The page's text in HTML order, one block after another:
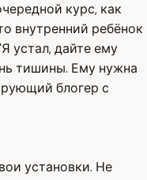
курс, как
внутренний ребёнок
устал, дайте ему
тишины. Ему нужна
блогер с
установки. Не